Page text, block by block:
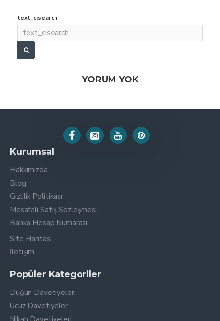
text_cisearch
YORUM YOK
Kurumsal
Hakkımızda
Blog
Gizlilik Politikası
Mesafeli Satış Sözleşmesi
Banka Hesap Numarası
Site Haritası
İletişim
Popüler Kategoriler
Düğün Davetiyeleri
Ucuz Davetiyeler
Nikah Davetiyeleri